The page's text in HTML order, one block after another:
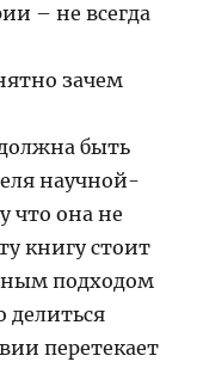
– не всегда
зачем
быть
научной-
что она не
книгу стоит
подходом
делиться
перетекает